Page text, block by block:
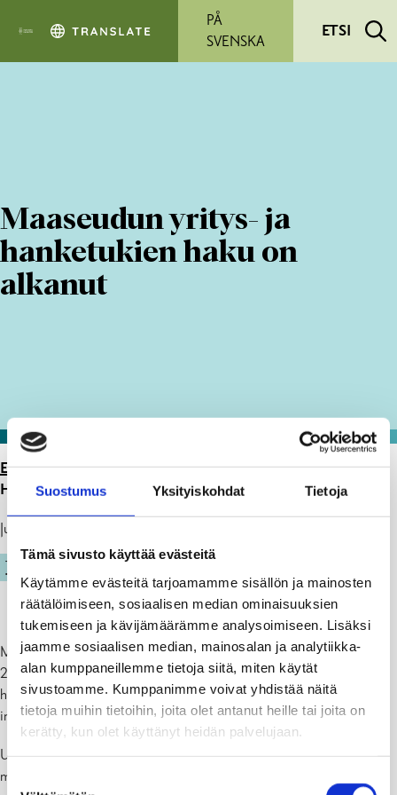
Suostumus Yksityiskohdat Tietoja
Tämä sivusto käyttää evästeitä
Käytämme evästeitä tarjoamamme sisällön ja mainosten
räätälöimiseen, sosiaalisen median ominaisuuksien
tukemiseen ja kävijämäärämme analysoimiseen. Lisäksi
jaamme sosiaalisen median, mainosalan ja analytiikka-
alan kumppaneillemme tietoja siitä, miten käytät
sivustoamme. Kumppanimme voivat yhdistää näitä
tietoja muihin tietoihin, joita olet antanut heille tai joita on
kerätty, kun olet käyttänyt heidän palvelujaan.
Suostumuksen
PÅ
SVENSKA
ETSI
Maaseudun yritys- ja
hanketukien haku on
alkanut
ETUSIVU>ARTIKKELIT>MAASEUDUN YRITYS- JA
HANKETUKIEN HAKU ON ALKANUT
Julkaistu: 03.07.23
TYÖ JA YRITTÄMINEN
Maaseudun yritys- ja hanketukien haut EU-rahoituskaudelle 2023–
27 ovat alkaneet uudistetussa Hyrrä-asiointipalvelussa. Nyt
haettavissa ovat kaikki yritystukimuodot sekä hanketuista yhteisöjen
investoinnit, koulutus- ja tiedonvälityshankkeet.
Uudenmaan ELY-keskuksella on tänä vuonna jaettavana 2,7
miljoonaa euroa yritys- ja hanketukiin. Tukien päätöksenteko ja